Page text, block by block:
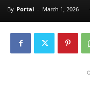
By Portal - March 1, 2026